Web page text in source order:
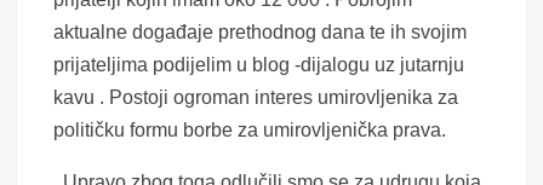
aktualne događaje prethodnog dana te ih svojim
prijateljima podijelim u blog -dijalogu uz jutarnju
kavu . Postoji ogroman interes umirovljenika za
političku formu borbe za umirovljenička prava.